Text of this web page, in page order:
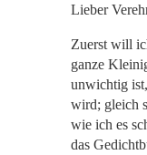
Lieber
Zuerst will
ganze
unwichtig
wird; gleich
wie ich es
das